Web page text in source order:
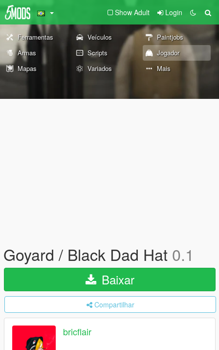
Show Adult Login
Ferramentas Veículos
Paintjobs
Armas
Scripts
Jogador
Mapas
Variados Mais
Goyard / Black Dad Hat 0.1
Baixar
Compartilhar
bricflair